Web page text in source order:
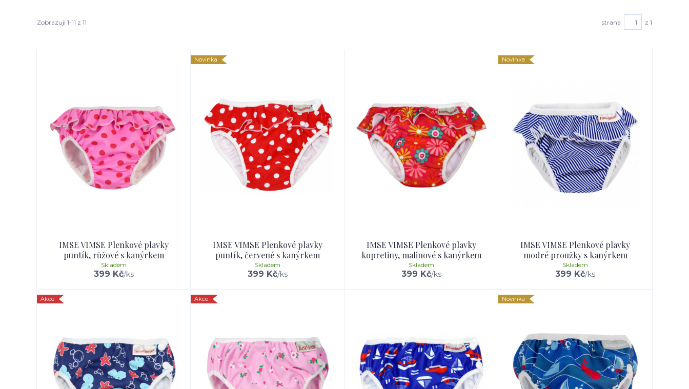
Zobrazuji 1-11 z 11 strana z 1
IMSE VIMSE Plenkové plavky
puntík, růžové s kanýrkem
399 Kč/ks
Skladem
Novinka
IMSE VIMSE Plenkové plavky
puntík, červené s kanýrkem
399 Kč/ks
Skladem
IMSE VIMSE Plenkové plavky
kopretiny, malinové s kanýrkem
399 Kč/ks
Skladem
Novinka
IMSE VIMSE Plenkové plavky
modré proužky s kanýrkem
399 Kč/ks
Skladem
Akce Akce Novinka